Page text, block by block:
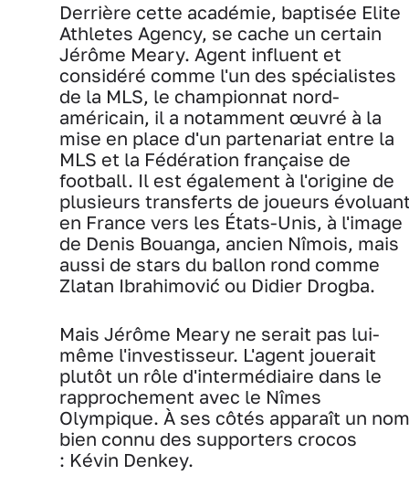
Derrière cette académie, baptisée Elite
Athletes Agency, se cache un certain
Jérôme Meary. Agent influent et
considéré comme l'un des spécialistes
de la MLS, le championnat nord-
américain, il a notamment œuvré à la
mise en place d'un partenariat entre la
MLS et la Fédération française de
football. Il est également à l'origine de
plusieurs transferts de joueurs
en France vers les États-Unis, à l'image
de Denis Bouanga, ancien Nîmois, mais
aussi de stars du ballon rond comme
Zlatan Ibrahimović ou Didier Drogba.
Mais Jérôme Meary ne serait pas lui-
même l'investisseur. L'agent jouerait
plutôt un rôle d'intermédiaire dans le
rapprochement avec le Nîmes
Olympique. À ses côtés apparaît un nom
bien connu des supporters crocos
: Kévin Denkey.